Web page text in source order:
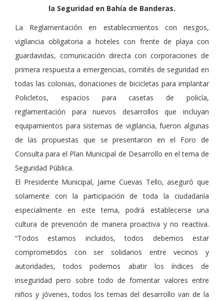
la Seguridad en Bahía de Banderas.
La Reglamentación en establecimientos con riesgos,
vigilancia obligatoria a hoteles con frente de playa con
guardavidas, comunicación directa con corporaciones de
primera respuesta a emergencias, comités de seguridad en
todas las colonias, donaciones de bicicletas para implantar
Policletos, espacios para casetas de policía,
reglamentación para nuevos desarrollos que incluyan
equipamientos para sistemas de vigilancia, fueron algunas
de las propuestas que se presentaron en el Foro de
Consulta para el Plan Municipal de Desarrollo en el tema de
Seguridad Pública.
El Presidente Municipal, Jaime Cuevas Tello, aseguró que
solamente con la participación de toda la ciudadanía
especialmente en este tema, podrá establecerse una
cultura de prevención de manera proactiva y no reactiva.
“Todos estamos incluidos, todos debemos estar
comprometidos con ser solidarios entre vecinos y
autoridades, todos podemos abatir los índices de
inseguridad pero sobre todo de fomentar valores entre
niños y jóvenes, todos los temas del desarrollo van de la